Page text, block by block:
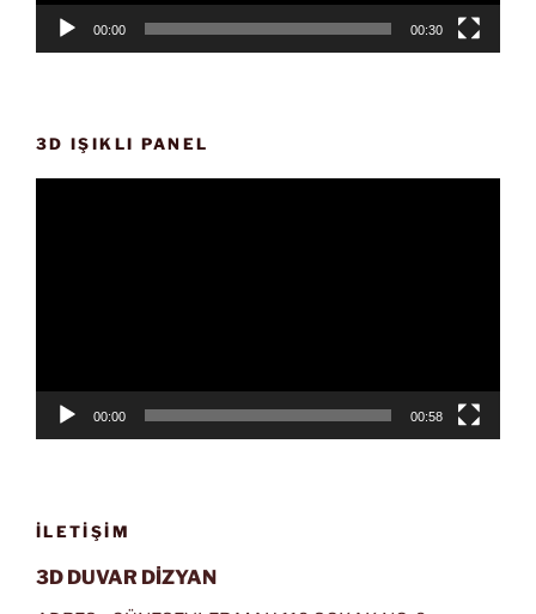
00:00 00:30
3D IŞIKLI PANEL
00:00 00:58
İLETIŞIM
3D DUVAR DİZYAN